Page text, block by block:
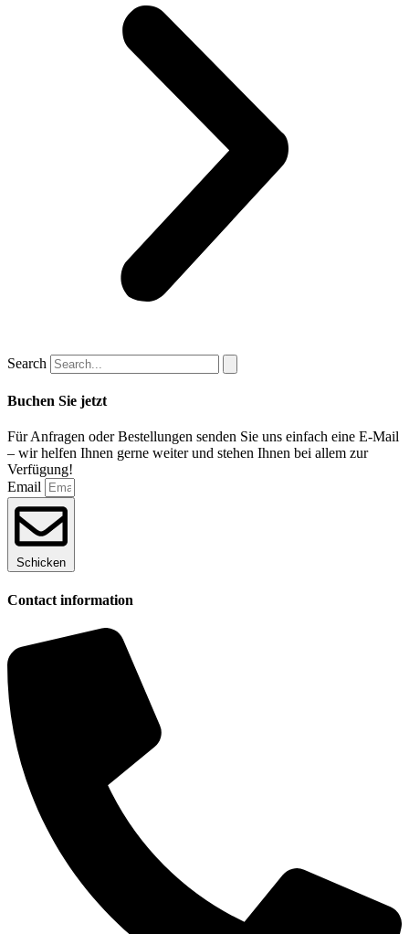
Search
Buchen Sie jetzt
Für Anfragen oder Bestellungen senden Sie uns einfach eine E-Mail
– wir helfen Ihnen gerne weiter und stehen Ihnen bei allem zur
Verfügung!
Email
Schicken
Contact information